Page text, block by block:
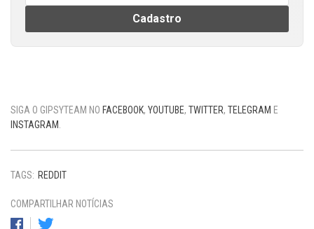
Cadastro
SIGA O GIPSYTEAM NO FACEBOOK, YOUTUBE, TWITTER, TELEGRAM E
INSTAGRAM
TAGS: REDDIT
COMPARTILHAR NOTÍCIAS